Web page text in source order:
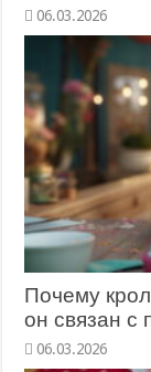
Почему
он связан с